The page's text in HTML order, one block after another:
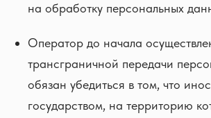
на обработку персональных
Оператор до начала
трансграничной передачи
обязан убедиться в том, что
государством, на территорию